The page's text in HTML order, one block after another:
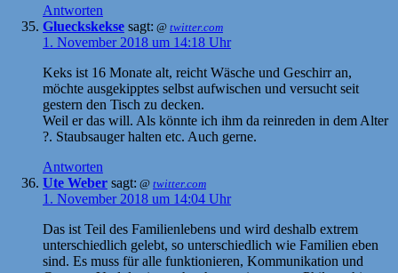
Antworten
Glueckskekse sagt: @ twitter.com
1. November 2018 um 14:18 Uhr
Keks ist 16 Monate alt, reicht Wäsche und Geschirr an,
möchte ausgekipptes selbst aufwischen und versucht seit
gestern den Tisch zu decken.
Weil er das will. Als könnte ich ihm da reinreden in dem Alter
?. Staubsauger halten etc. Auch gerne.
Antworten
Ute Weber sagt: @ twitter.com
1. November 2018 um 14:04 Uhr
Das ist Teil des Familienlebens und wird deshalb extrem
unterschiedlich gelebt, so unterschiedlich wie Familien eben
sind. Es muss für alle funktionieren, Kommunikation und